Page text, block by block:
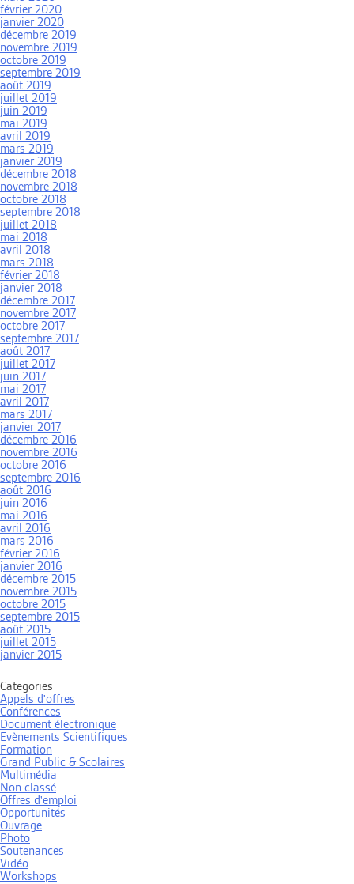
février 2020
janvier 2020
décembre 2019
novembre 2019
octobre 2019
septembre 2019
août 2019
juillet 2019
juin 2019
mai 2019
avril 2019
mars 2019
janvier 2019
décembre 2018
novembre 2018
octobre 2018
septembre 2018
juillet 2018
mai 2018
avril 2018
mars 2018
février 2018
janvier 2018
décembre 2017
novembre 2017
octobre 2017
septembre 2017
août 2017
juillet 2017
juin 2017
mai 2017
avril 2017
mars 2017
janvier 2017
décembre 2016
novembre 2016
octobre 2016
septembre 2016
août 2016
juin 2016
mai 2016
avril 2016
mars 2016
février 2016
janvier 2016
décembre 2015
novembre 2015
octobre 2015
septembre 2015
août 2015
juillet 2015
janvier 2015
Categories
Appels d'offres
Conférences
Document électronique
Evènements Scientifiques
Formation
Grand Public & Scolaires
Multimédia
Non classé
Offres d'emploi
Opportunités
Ouvrage
Photo
Soutenances
Vidéo
Workshops